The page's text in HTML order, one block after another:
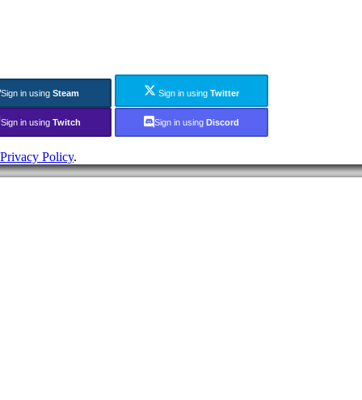
Sign in using Steam Sign in using Twitter
Sign in using Twitch Sign in using Discord
Privacy Policy.